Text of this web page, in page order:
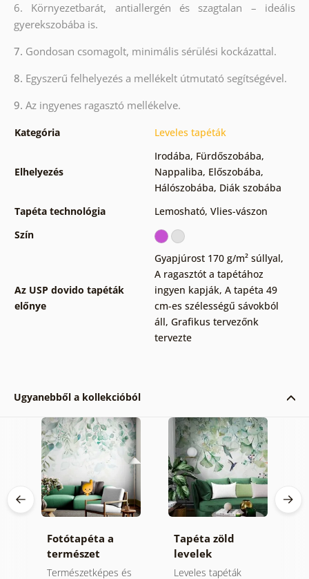
6. Környezetbarát, antiallergén és szagtalan – ideális
gyerekszobába is.
7. Gondosan csomagolt, minimális sérülési kockázattal.
8. Egyszerű felhelyezés a mellékelt útmutató segítségével.
9. Az ingyenes ragasztó mellékelve.
Kategória Leveles tapéták
Elhelyezés
Irodába, Fürdőszobába,
Nappaliba, Előszobába,
Hálószobába, Diák szobába
Tapéta technológia
Lemosható, Vlies-vászon
Szín
Az USP dovido tapéták
előnye
Gyapjúrost 170 g/m² súllyal,
A ragasztót a tapétához
ingyen kapják, A tapéta 49
cm-es szélességű sávokból
áll, Grafikus tervezőnk
tervezte
Ugyanebből a kollekcióból
Fotótapéta a
természet
gyengéd érintése
Természetképes és
Tapéta zöld
levelek
kolibrikkel
Leveles tapéták